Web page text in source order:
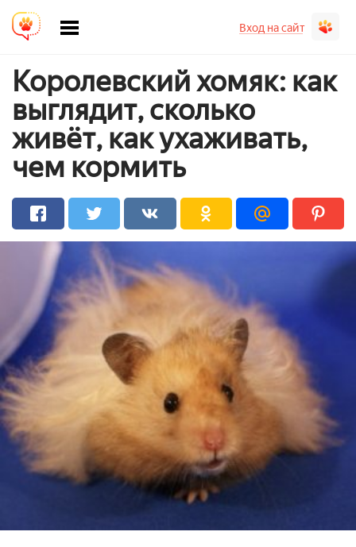
Вход на сайт
Королевский хомяк: как
выглядит, сколько
живёт, как ухаживать,
чем кормить